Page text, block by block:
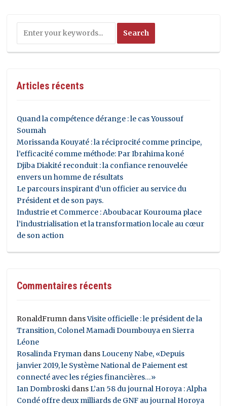
Articles récents
Quand la compétence dérange : le cas Youssouf
Soumah
Morissanda Kouyaté : la réciprocité comme principe,
l’efficacité comme méthode: Par Ibrahima koné
Djiba Diakité reconduit : la confiance renouvelée
envers un homme de résultats
Le parcours inspirant d’un officier au service du
Président et de son pays.
Industrie et Commerce : Aboubacar Kourouma place
l’industrialisation et la transformation locale au cœur
de son action
Commentaires récents
RonaldFrumn dansVisite officielle : le président de la
Transition, Colonel Mamadi Doumbouya en Sierra
Léone
Rosalinda Fryman dansLouceny Nabe, «Depuis
janvier 2019, le Système National de Paiement est
connecté avec les régies financières…»
Ian Dombroski dansL’an 58 du journal Horoya : Alpha
Condé offre deux milliards de GNF au journal Horoya